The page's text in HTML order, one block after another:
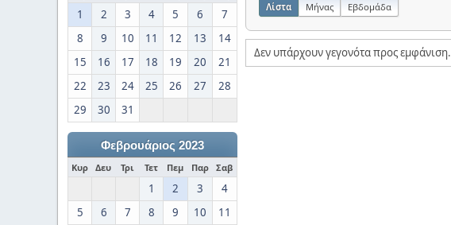
1 2 3 4 5 6
7
8
9 10 11 12 13
14
15
16 17 18 19 20
21
22
23 24 25 26 27
28
29
30 31
Φεβρουάριος 2023
Κυρ Δευ Τρι Τετ Πεμ Παρ Σαβ
1 2 3
4
5
6 7 8 9 10
11
Λίστα Μήνας Εβδομάδα
Δεν υπάρχουν γεγονότα προς εμφάνιση.